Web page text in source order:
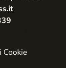
Cookie